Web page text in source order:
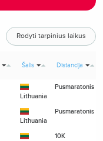
Rodyti tarpinius laikus
Šalis Distancija
Lithuania
Pusmaratonis
Lithuania
Pusmaratonis
10K